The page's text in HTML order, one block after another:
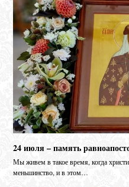
24 июля – память
Мы живем в такое время, когда
меньшинство, и в этом…